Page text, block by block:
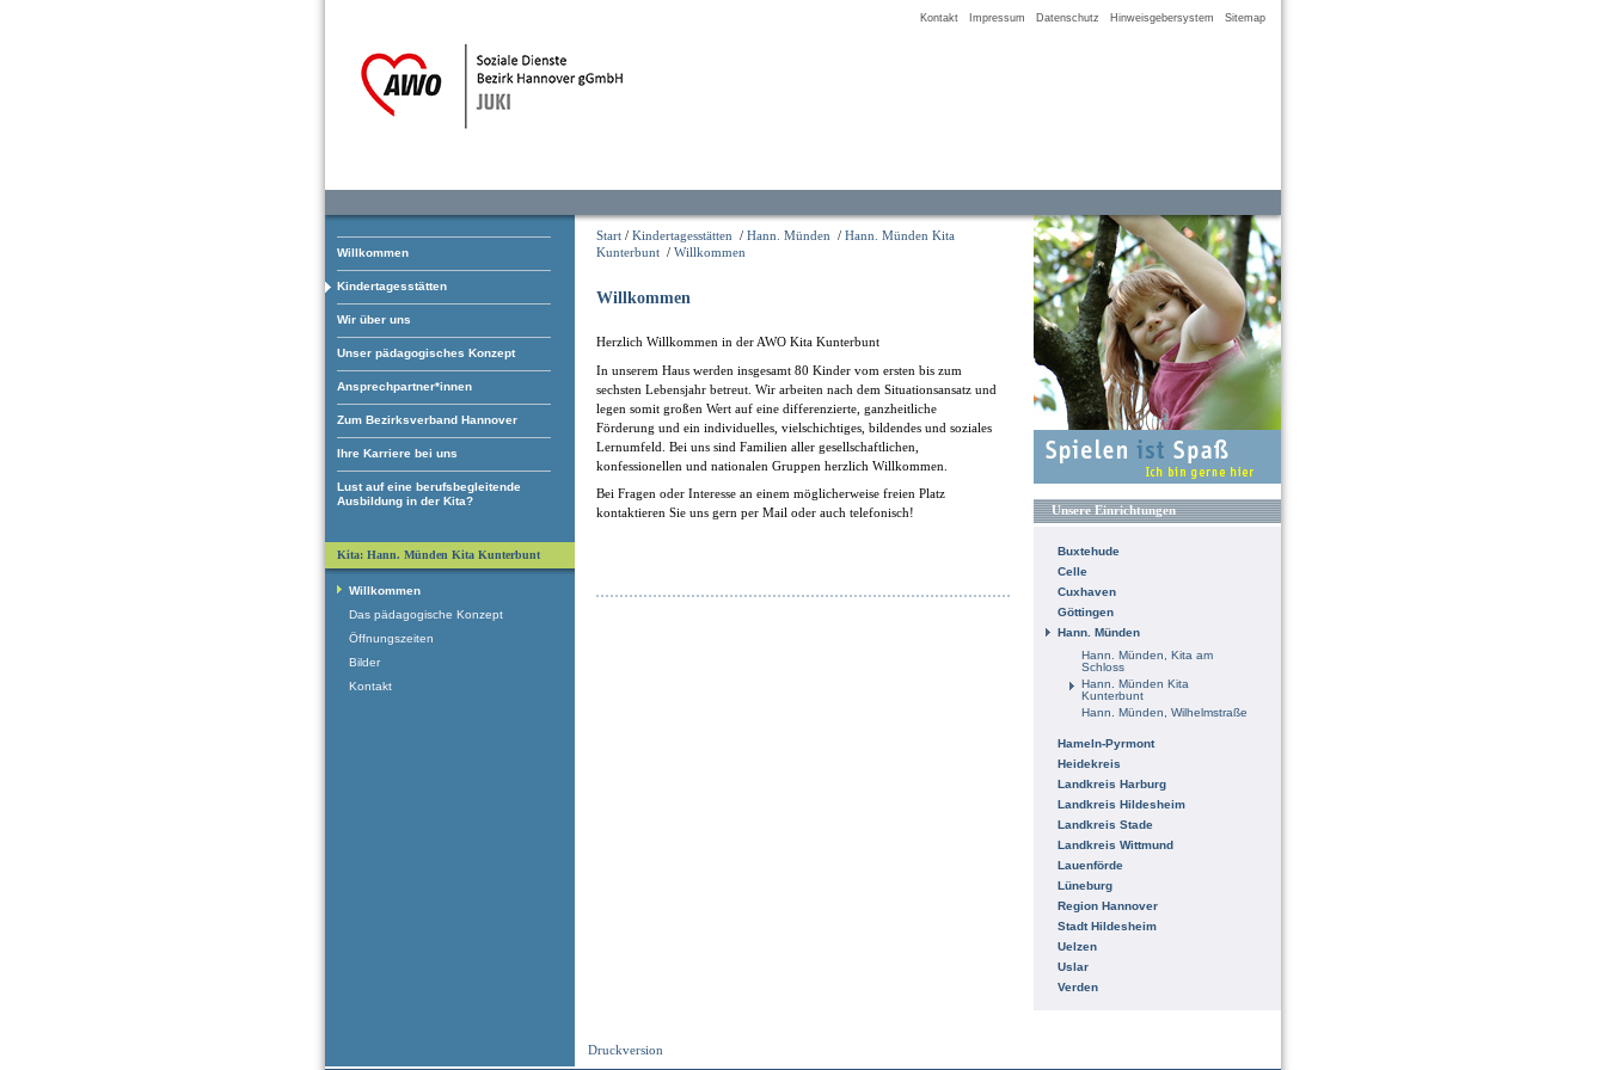
Kontakt Impressum Datenschutz Hinweisgebersystem Sitemap
Willkommen
Kindertagesstätten
Wir über uns
Unser pädagogisches Konzept
Ansprechpartner*innen
Zum Bezirksverband Hannover
Ihre Karriere bei uns
Lust auf eine berufsbegleitende
Ausbildung in der Kita?
Start / Kindertagesstätten / Hann. Münden / Hann. Münden Kita
Kunterbunt / Willkommen
Willkommen
Herzlich Willkommen in der AWO Kita Kunterbunt
In unserem Haus werden insgesamt 80 Kinder vom ersten bis zum
sechsten Lebensjahr betreut. Wir arbeiten nach dem Situationsansatz und
legen somit großen Wert auf eine differenzierte, ganzheitliche
Förderung und ein individuelles, vielschichtiges, bildendes und soziales
Lernumfeld. Bei uns sind Familien aller gesellschaftlichen,
konfessionellen und nationalen Gruppen herzlich Willkommen.
Bei Fragen oder Interesse an einem möglicherweise freien Platz
kontaktieren Sie uns gern per Mail oder auch telefonisch!
Unsere Einrichtungen
Buxtehude
Celle
Cuxhaven
Göttingen
Hann. Münden
Hann. Münden, Kita am
Schloss
Hann. Münden Kita
Kunterbunt
Hann. Münden, Wilhelmstraße
Hameln-Pyrmont
Heidekreis
Landkreis Harburg
Landkreis Hildesheim
Landkreis Stade
Landkreis Wittmund
Lauenförde
Lüneburg
Region Hannover
Stadt Hildesheim
Uelzen
Uslar
Verden
Druckversion
Kita: Hann. Münden Kita Kunterbunt
Willkommen
Das pädagogische Konzept
Öffnungszeiten
Bilder
Kontakt